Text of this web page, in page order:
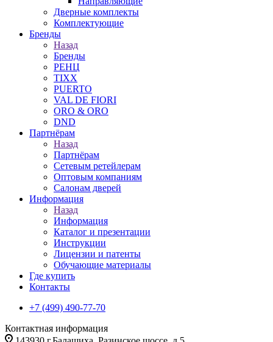
Дверные комплекты
Комплектующие
Бренды
Назад
Бренды
РЕНЦ
TIXX
PUERTO
VAL DE FIORI
ORO & ORO
DND
Партнёрам
Назад
Партнёрам
Сетевым ретейлерам
Оптовым компаниям
Салонам дверей
Информация
Назад
Информация
Каталог и презентации
Инструкции
Лицензии и патенты
Обучающие материалы
Где купить
Контакты
+7 (499) 490-77-70
Контактная информация